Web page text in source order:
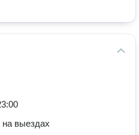
на выездах